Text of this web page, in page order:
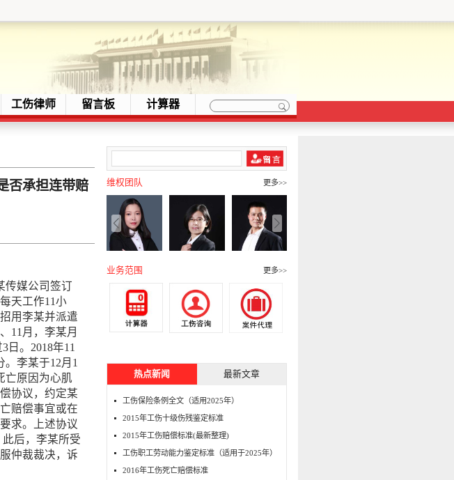
工伤律师 留言板 计算器
否承担连带赔
传媒公司签订
天工作11小
用李某并派遣
11月，李某月
日。2018年11
。李某于12月1
亡原因为心肌
协议，约定某
赔偿事宜或在
求。上述协议
后，李某所受
仲裁裁决，诉
维权团队 更多>>
业务范围 更多>>
热点新闻 最新文章
工伤保险条例全文（适用2025年）
2015年工伤十级伤残鉴定标准
2015年工伤赔偿标准(最新整理)
工伤职工劳动能力鉴定标准（适用于2025年）
2016年工伤死亡赔偿标准